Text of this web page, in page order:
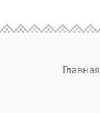
Главная